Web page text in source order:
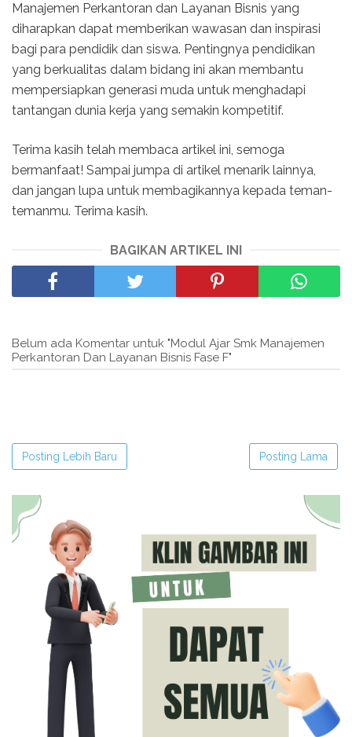
Manajemen Perkantoran dan Layanan Bisnis yang
diharapkan dapat memberikan wawasan dan inspirasi
bagi para pendidik dan siswa. Pentingnya pendidikan
yang berkualitas dalam bidang ini akan membantu
mempersiapkan generasi muda untuk menghadapi
tantangan dunia kerja yang semakin kompetitif.
Terima kasih telah membaca artikel ini, semoga
bermanfaat! Sampai jumpa di artikel menarik lainnya,
dan jangan lupa untuk membagikannya kepada teman-
temanmu. Terima kasih.
BAGIKAN ARTIKEL INI
Belum ada Komentar untuk "Modul Ajar Smk Manajemen
Perkantoran Dan Layanan Bisnis Fase F"
Posting Lebih Baru Posting Lama